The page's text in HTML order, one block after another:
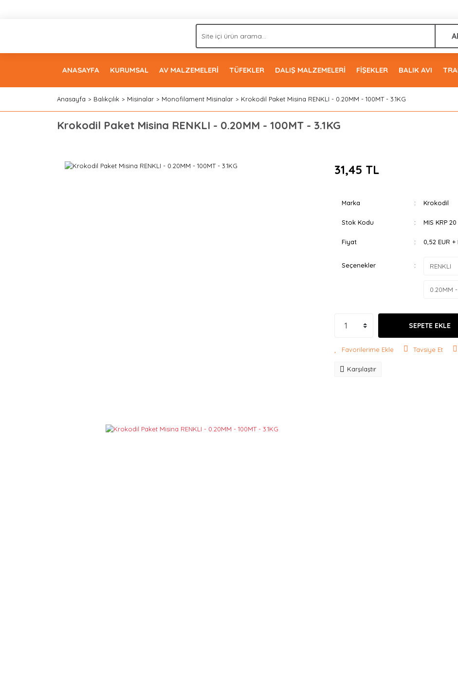
ANASAYFA KURUMSAL AV MALZEMELERİ TÜFEKLER DALIŞ MALZEMELERİ FİŞEKLER BALIK AVI
Anasayfa Balıkçılık Misinalar Monofilament Misinalar Krokodil Paket Misina RENKLI - 0.20MM - 100MT - 3.1KG
Krokodil Paket Misina RENKLI - 0.20MM - 100MT - 3.1KG
31,45 TL
Marka Krokodil
Stok Kodu MIS KRP 20
Fiyat 0,52 EUR +
Seçenekler
SEPETE EKLE
Tavsiye Et
Karşılaştır